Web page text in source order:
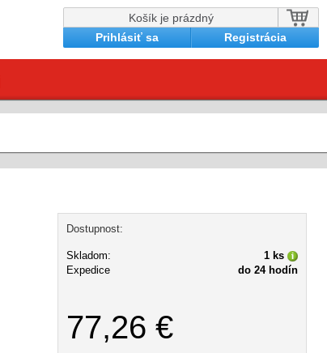
Košík je prázdný
Prihlásiť sa
Registrácia
Dostupnost:
Skladom:
1 ks
Expedice
do 24 hodín
77,26 €